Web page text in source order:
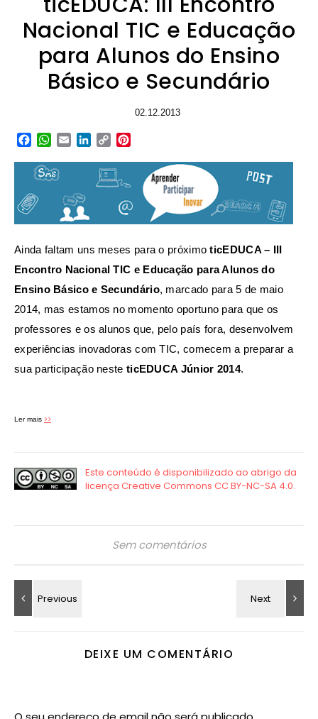
Nacional TIC e Educação
para Alunos do Ensino
Básico e Secundário
02.12.2013
Facebook
WhatsApp
EmailLinkedIn
Copy
Ainda faltam uns meses para o próximoticEDUCA – III
Encontro Nacional TIC e Educação para Alunos do
Ensino Básico e Secundário, marcado para 5 de maio
2014, mas estamos no momento oportuno para que os
professores e os alunos que, pelo país fora, desenvolvem
experiências inovadoras com TIC, comecem a preparar a
sua participação neste ticEDUCA Júnior 2014.
Ler mais >>
Sem comentários
DEIXE UM COMENTÁRIO